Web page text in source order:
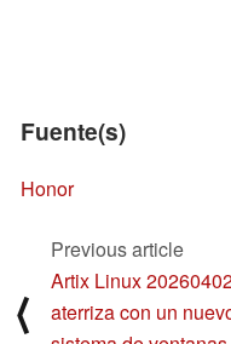
Fuente(s)
Honor
⟨
Previous article
Artix Linux
aterriza con un